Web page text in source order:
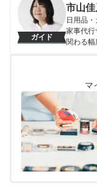
ガイド
市山
日用品
家事代
関わる
市山
マ